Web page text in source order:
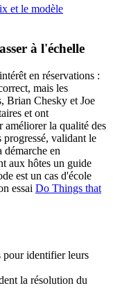
et le modèle
à l'échelle
en réservations :
mais les
Brian Chesky et Joe
et ont
améliorer la qualité des
progressé, validant le
démarche en
aux hôtes un guide
est un cas d'école
essai Do Things that
pour identifier leurs
la résolution du